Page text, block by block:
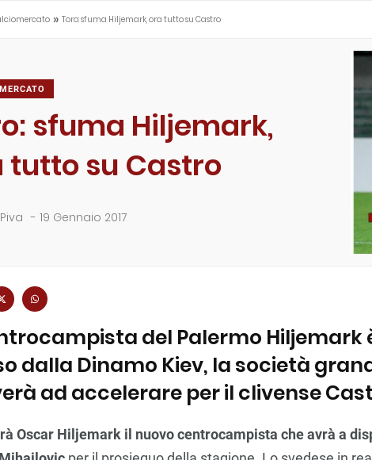
» Toro: sfuma Hiljemark, ora tutto su Castro
sfuma Hiljemark,
tutto su Castro
- 19 Gennaio 2017
del Palermo Hiljemark
dalla Dinamo Kiev, la società
ad accelerare per il clivense
Oscar Hiljemark il nuovo centrocampista che avrà a